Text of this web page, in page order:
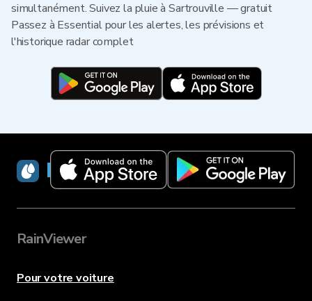
simultanément. Suivez la pluie à Sartrouville — gratuit
Passez à Essential pour les alertes, les prévisions et
l'historique radar complet
RainViewer
RainViewer
Pour votre voiture